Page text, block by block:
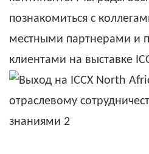
познакомиться с
местными партнерами и
клиентами на выставке